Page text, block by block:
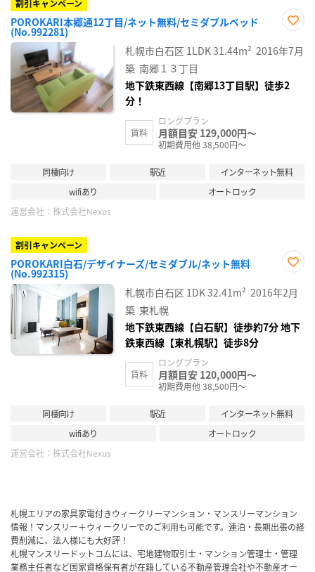
割引キャンペーン
POROKARI本郷通12丁目/ネット無料/セミダブルベッド
(No.992281)
に入
り登
札幌市白石区 1LDK31.44m² 2016年7月
築 南郷１３丁目
地下鉄東西線【南郷13丁目駅】徒歩2
分！
賃料
ロングプラン
月額目安 129,000円～
初期費用他 38,500円～
同棲向け 駅近
インターネット無料
wifiあり
オートロック
運営会社： 株式会社Nexus
割引キャンペーン
POROKARI白石/デザイナーズ/セミダブル/ネット無料
(No.992315)
に入
り登
札幌市白石区 1DK32.41m² 2016年2月
築 東札幌
地下鉄東西線【白石駅】徒歩約7分 地下
鉄東西線【東札幌駅】徒歩8分
賃料
ロングプラン
月額目安 120,000円～
初期費用他 38,500円～
同棲向け 駅近
インターネット無料
wifiあり
オートロック
運営会社： 株式会社Nexus
札幌エリアの家具家電付きウィークリーマンション・マンスリーマンション
情報！マンスリー＋ウィークリーでのご利用も可能です。連泊・長期出張の経
費削減に、法人様にも大好評！
札幌マンスリードットコムには、宅地建物取引士・マンション管理士・管理
業務主任者など国家資格保有者が在籍している不動産管理会社や不動産オー